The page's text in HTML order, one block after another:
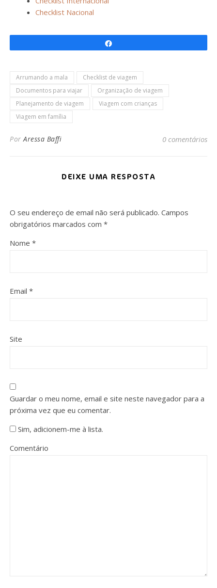
Checklist Nacional
Arrumando a mala
Checklist de viagem
Documentos para viajar
Organização de viagem
Planejamento de viagem
Viagem com crianças
Viagem em família
PorAressa Baffi 0 comentários
DEIXE UMA RESPOSTA
O seu endereço de email não será publicado. Campos
obrigatórios marcados com *
Nome *
Email *
Site
Guardar o meu nome, email e site neste navegador para a
próxima vez que eu comentar.
Sim, adicionem-me à lista.
Comentário